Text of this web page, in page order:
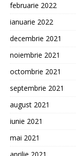
februarie 2022
ianuarie 2022
decembrie 2021
noiembrie 2021
octombrie 2021
septembrie 2021
august 2021
iunie 2021
mai 2021